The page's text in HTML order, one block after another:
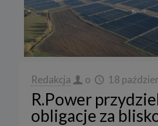
Redakcja o 18
R.Power
obligacje za